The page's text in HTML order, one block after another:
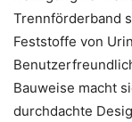
Trennförderband
Feststoffe von
Bauweise macht
durchdachte